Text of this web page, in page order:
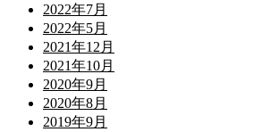
2022年7月
2022年5月
2021年12月
2021年10月
2020年9月
2020年8月
2019年9月